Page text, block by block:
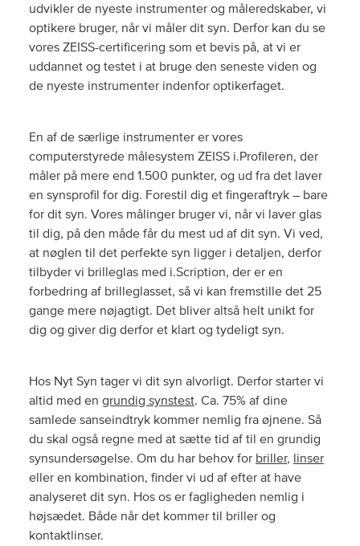
udvikler de nyeste instrumenter og måleredskaber, vi
optikere bruger, når vi måler dit syn. Derfor kan du se
vores ZEISS-certificering som et bevis på, at vi er
uddannet og testet i at bruge den seneste viden og
de nyeste instrumenter indenfor optikerfaget.
En af de særlige instrumenter er vores
computerstyrede målesystem ZEISS i.Profileren, der
måler på mere end 1.500 punkter, og ud fra det laver
en synsprofil for dig. Forestil dig et fingeraftryk – bare
for dit syn. Vores målinger bruger vi, når vi laver glas
til dig, på den måde får du mest ud af dit syn. Vi ved,
at nøglen til det perfekte syn ligger i detaljen, derfor
tilbyder vi brilleglas med i.Scription, der er en
forbedring af brilleglasset, så vi kan fremstille det 25
gange mere nøjagtigt. Det bliver altså helt unikt for
dig og giver dig derfor et klart og tydeligt syn.
Hos Nyt Syn tager vi dit syn alvorligt. Derfor starter vi
altid med en grundig synstest. Ca. 75% af dine
samlede sanseindtryk kommer nemlig fra øjnene. Så
du skal også regne med at sætte tid af til en grundig
synsundersøgelse. Om du har behov for briller,
linser
eller en kombination, finder vi ud af efter at have
analyseret dit syn. Hos os er fagligheden nemlig i
højsædet. Både når det kommer til briller og
kontaktlinser.